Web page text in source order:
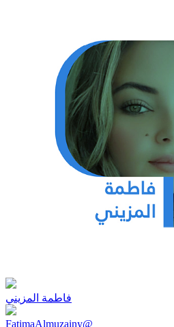
فاطمة المزيني
FatimaAlmuzainy@